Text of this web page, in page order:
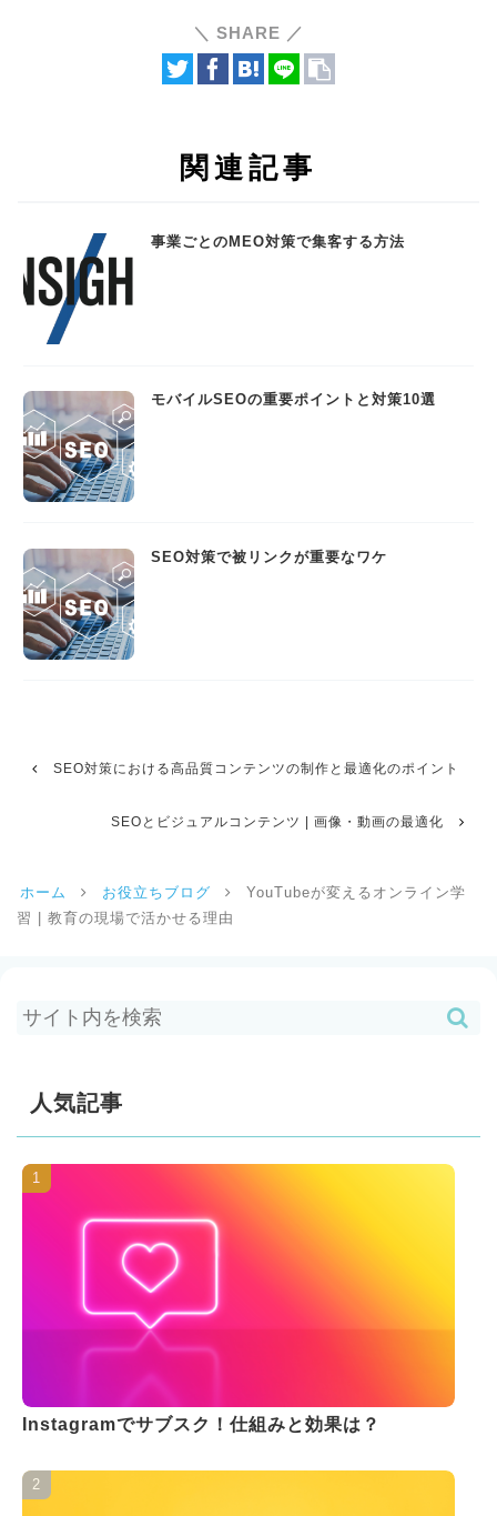
＼ SHARE ／
関連記事
事業ごとのMEO対策で集客する方法
モバイルSEOの重要ポイントと対策10選
SEO対策で被リンクが重要なワケ
SEO対策における高品質コンテンツの制作と最適化のポイント
SEOとビジュアルコンテンツ | 画像・動画の最適化
ホーム お役立ちブログ
YouTubeが変えるオンライン学
習 | 教育の現場で活かせる理由
人気記事
Instagramでサブスク！仕組みと効果は？